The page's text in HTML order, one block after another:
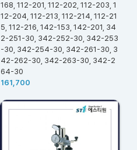
168, 112-201, 112-202, 112-203, 1
12-204, 112-213, 112-214, 112-21
5, 112-216, 142-153, 142-201, 34
2-251-30, 342-252-30, 342-253
-30, 342-254-30, 342-261-30, 3
42-262-30, 342-263-30, 342-2
64-30
161,700